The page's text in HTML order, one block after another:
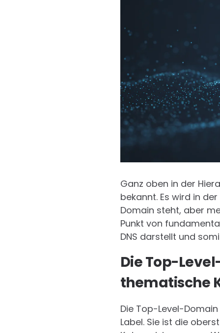
Ganz oben in der
bekannt. Es wird in
Domain steht, aber
Punkt von
DNS darstellt und
Die Top-
thematische
Die Top-Level-
Label. Sie ist die